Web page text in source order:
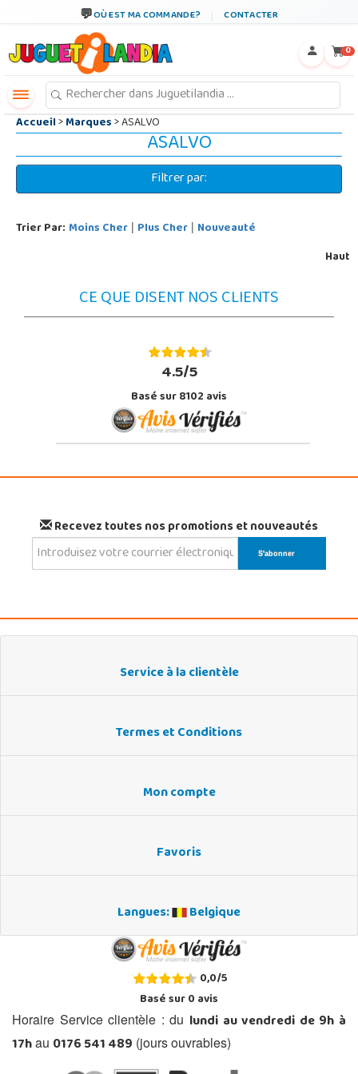
OÙ EST MA COMMANDE? CONTACTER
0
Accueil>Marques> ASALVO
ASALVO
Filtrer par:
Trier Par: Moins Cher | Plus Cher | Nouveauté
Haut
CE QUE DISENT NOS CLIENTS
4.5/5
Basé sur 8102 avis
Recevez toutes nos promotions et nouveautés
Service à la clientèle
Termes et Conditions
Mon compte
Favoris
Langues: Belgique
0,0/5
Basé sur0avis
Horaire Service clientèle : du lundi au vendredi de 9h à
17hau 0176 541 489 (jours ouvrables)